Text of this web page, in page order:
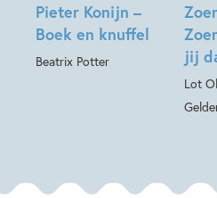
Pieter Konijn –
Boek en knuffel
Beatrix Potter
jij
Lot